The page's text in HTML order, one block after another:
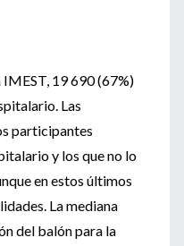
19 690 (67%)
Las
participantes
y los que no lo
en estos últimos
La mediana
del balón para la